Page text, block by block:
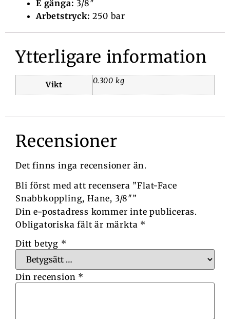
E gänga: 3/8″
Arbetstryck: 250 bar
Ytterligare information
Vikt 0.300 kg
Recensioner
Det finns inga recensioner än.
Bli först med att recensera ”Flat-Face
Snabbkoppling, Hane, 3/8″”
Din e-postadress kommer inte publiceras.
Obligatoriska fält är märkta *
Ditt betyg *
Din recension *